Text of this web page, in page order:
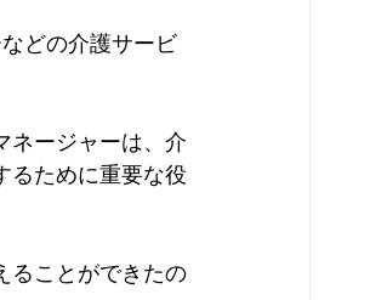
どの介護サービ
ネージャーは、介
るために重要な役
ることができたの